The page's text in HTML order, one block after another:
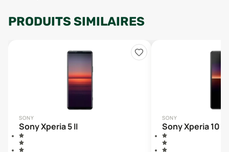
PRODUITS SIMILAIRES
SONY
Sony Xperia 5 II
SONY
Sony Xperia 10 II